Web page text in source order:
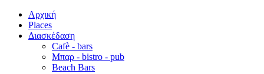
Αρχική
Places
Διασκέδαση
Cafè - bars
Μπαρ - bistro - pub
Beach Bars